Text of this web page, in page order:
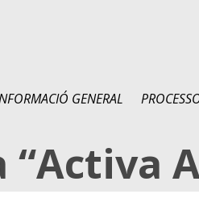
GENERAL
“Activa